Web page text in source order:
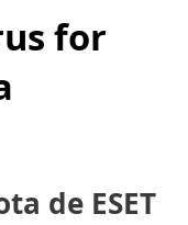
for
de ESET